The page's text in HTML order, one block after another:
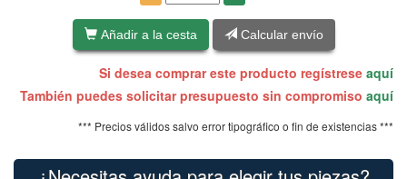
Añadir a la cesta Calcular envío
Si desea comprar este producto regístrese aquí
También puedes solicitar presupuesto sin compromiso aquí
*** Precios válidos salvo error tipográfico o fin de existencias ***